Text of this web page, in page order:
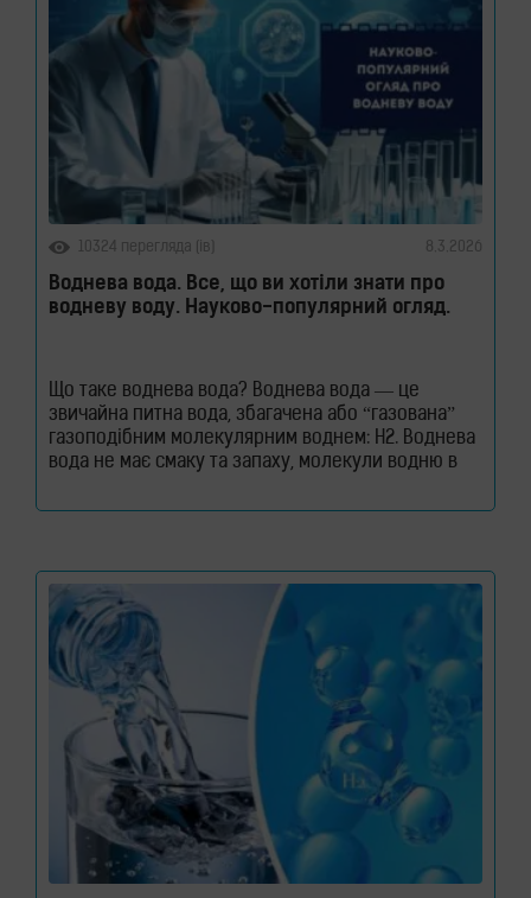
10324 перегляда (ів) 8.3.2026
Воднева вода. Все, що ви хотіли знати про
водневу воду. Науково-популярний огляд.
Що таке воднева вода? Воднева вода — це
звичайна питна вода, збагачена або “газована”
газоподібним молекулярним воднем: H2. Воднева
вода не має смаку та запаху, молекули водню в
Тобто, в ній водень міститься в чистому